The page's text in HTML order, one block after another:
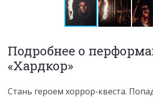
Подробнее о
«Хардкор»
Стань героем хоррор-квеста.